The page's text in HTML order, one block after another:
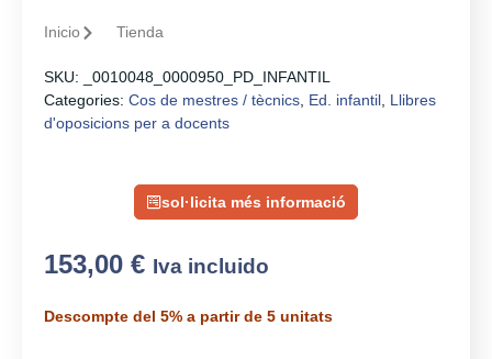
Inicio Tienda
SKU:
_0010048_0000950_PD_INFANTIL
Categories: Cos de mestres / tècnics Ed. infantil Llibres
d'oposicions per a docents
sol·licita més informació
153,00 € Iva incluido
Descompte del 5% a partir de 5 unitats